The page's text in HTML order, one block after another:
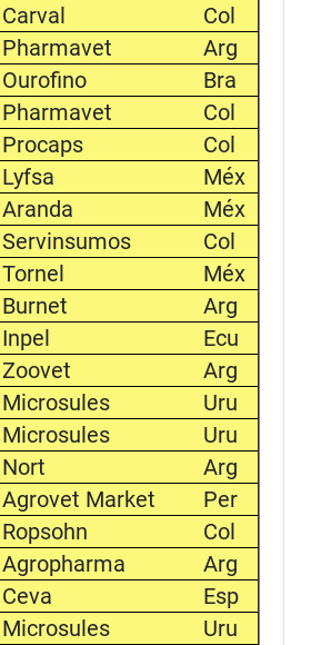
Carval
Col
Pharmavet
Arg
Ourofino
Bra
Pharmavet
Col
Procaps
Col
Lyfsa
Méx
Aranda
Méx
Servinsumos
Col
Tornel
Méx
Burnet
Arg
Inpel
Ecu
Zoovet
Arg
Microsules
Uru
Microsules
Uru
Nort
Arg
Agrovet Market
Per
Ropsohn
Col
Agropharma
Arg
Ceva
Esp
Microsules
Uru